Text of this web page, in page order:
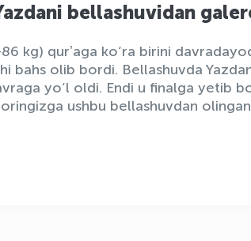
bellashuvidan
kg) qurʼaga ko‘ra birini
bahs olib bordi. Bellashuvda
yo‘l oldi. Endi u finalga yetib
ushbu bellashuvdan